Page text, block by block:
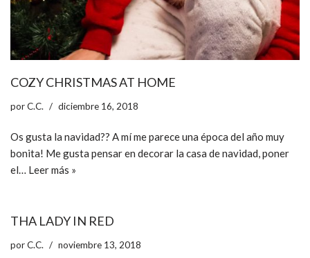
COZY CHRISTMAS AT HOME
porC.C. diciembre 16, 2018
Os gusta la navidad?? A mí me parece una época del año muy
bonita! Me gusta pensar en decorar la casa de navidad, poner
el… Leer más »
THA LADY IN RED
porC.C. noviembre 13, 2018